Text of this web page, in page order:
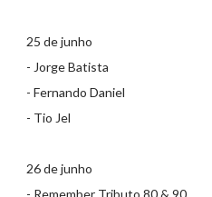
25 de junho
- Jorge Batista
- Fernando Daniel
- Tio Jel
26 de junho